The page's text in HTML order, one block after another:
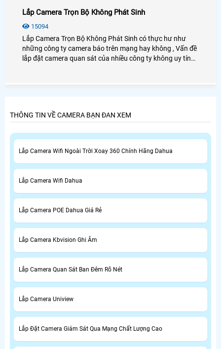
Lắp Camera Trọn Bộ Không Phát Sinh
15094
Lắp Camera Trọn Bộ Không Phát Sinh có thực hư như
những công ty camera báo trên mạng hay không , Vấn đề
lắp đặt camera quan sát của nhiều công ty không uy tín
THÔNG TIN VỀ CAMERA BẠN ĐAN XEM
Lắp Camera Wifi Ngoài Trời Xoay 360 Chính Hãng Dahua
Lắp Camera Wifi Dahua
Lắp Camera POE Dahua Giá Rẻ
Lắp Camera Kbvision Ghi Âm
Lắp Camera Quan Sát Ban Đêm Rõ Nét
Lắp Camera Uniview
Lắp Đặt Camera Giám Sát Qua Mạng Chất Lượng Cao